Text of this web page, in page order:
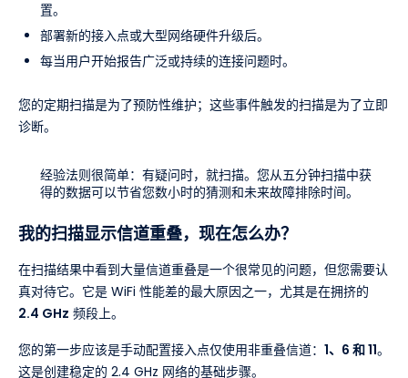
置。
部署新的接入点或大型网络硬件升级后。
每当用户开始报告广泛或持续的连接问题时。
您的定期扫描是为了预防性维护；这些事件触发的扫描是为了立即
诊断。
经验法则很简单：有疑问时，就扫描。您从五分钟扫描中获
得的数据可以节省您数小时的猜测和未来故障排除时间。
我的扫描显示信道重叠，现在怎么办？
在扫描结果中看到大量信道重叠是一个很常见的问题，但您需要认
真对待它。它是 WiFi 性能差的最大原因之一，尤其是在拥挤的
2.4 GHz 频段上。
您的第一步应该是手动配置接入点仅使用非重叠信道： 1、6 和 11。
这是创建稳定的 2.4 GHz 网络的基础步骤。